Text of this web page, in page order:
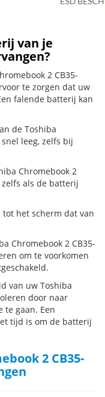
van je
2 CB35-
te zorgen dat uw
falende batterij kan
de Toshiba
leeg, zelfs bij
Chromebook 2
zelfs als de batterij
het scherm dat van
Chromebook 2 CB35-
om te voorkomen
van uw Toshiba
door naar
te gaan. Een
tijd is om de batterij
2 CB35-